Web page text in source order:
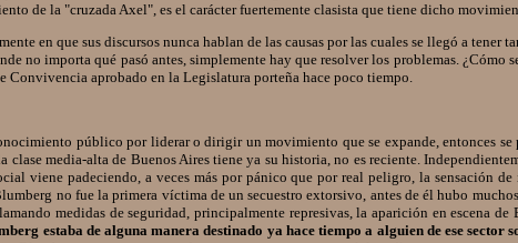
de la "cruzada Axel", es el carácter fuertemente clasista que tiene dicho
en que sus discursos nunca hablan de las causas por las cuales se llegó a tener
no importa qué pasó antes, simplemente hay que resolver los problemas. ¿Cómo
aprobado en la Legislatura porteña hace poco tiempo.
público por liderar o dirigir un movimiento que se expande, entonces se
media-alta de Buenos Aires tiene ya su historia, no es reciente.
viene padeciendo, a veces más por pánico que por real peligro, la sensación
no fue la primera víctima de un secuestro extorsivo, antes de él hubo
medidas de seguridad, principalmente represivas, la aparición en escena
estaba de alguna manera destinado ya hace tiempo a alguien de ese sector